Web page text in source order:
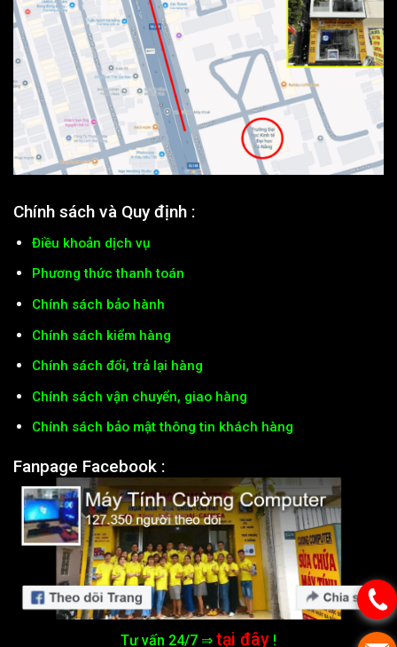
Chính sách và Quy định :
Điều khoản dịch vụ
Phương thức thanh toán
Chính sách bảo hành
Chính sách kiểm hàng
Chính sách đổi, trả lại hàng
Chính sách vận chuyển, giao hàng
Chính sách bảo mật thông tin khách hàng
Fanpage Facebook :
Tư vấn 24/7 ⇒ tại đây !